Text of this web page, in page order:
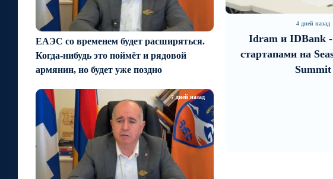
ЕАЭС со временем будет расширяться.
Когда-нибудь это поймёт и рядовой
армянин, но будет уже поздно
7 дней назад
1 день назад
изменило прогноз по
рейтингам IDBank на
позитивный9
Idram и IDBank - рядом со
стартапами на Seaside Startup
1